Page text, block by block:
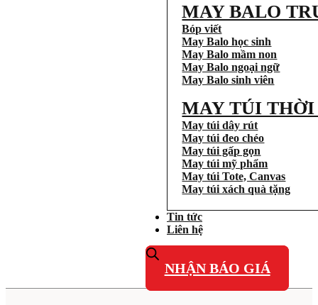
MAY BALO
Bóp viết
May Balo học sinh
May Balo mầm non
May Balo ngoại ngữ
May Balo sinh viên
MAY TÚI
May túi dây rút
May túi đeo chéo
May túi gấp gọn
May túi mỹ phẩm
May túi Tote, Canvas
May túi xách quà tặng
Tin tức
Liên hệ
NHẬN BÁO GIÁ